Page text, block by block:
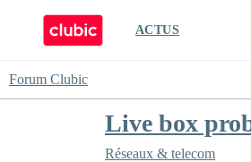
ACTUS
Forum Clubic
Live box
Réseaux & telecom